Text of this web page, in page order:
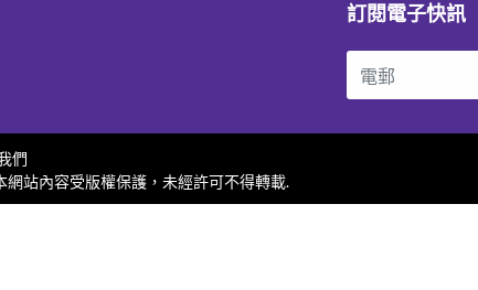
訂閱電子快訊
們
站內容受版權保護，未經許可不得轉載.